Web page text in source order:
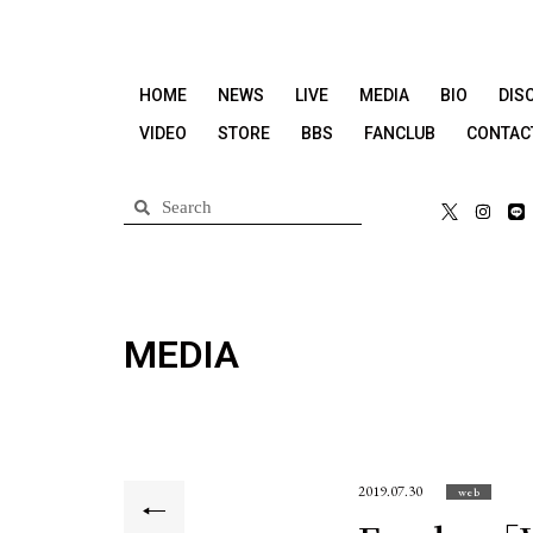
HOME NEWS LIVE MEDIA BIO
VIDEO
STORE BBS FANCLUB
MEDIA
2019.07.30 web